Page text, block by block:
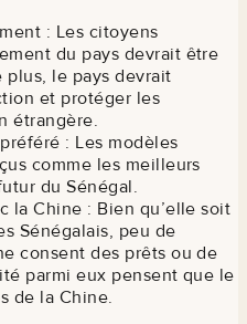
: Les citoyens
du pays devrait être
plus, le pays devrait
et protéger les
étrangère.
: Les modèles
comme les meilleurs
du Sénégal.
la Chine : Bien qu’elle soit
Sénégalais, peu de
consent des prêts ou de
parmi eux pensent que le
de la Chine.